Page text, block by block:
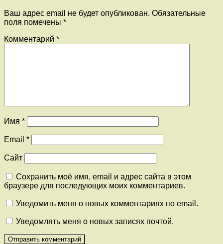
Ваш адрес email не будет опубликован. Обязательные
поля помечены *
Комментарий *
Имя *
Email *
Сайт
Сохранить моё имя, email и адрес сайта в этом
браузере для последующих моих комментариев.
Уведомить меня о новых комментариях по email.
Уведомлять меня о новых записях почтой.